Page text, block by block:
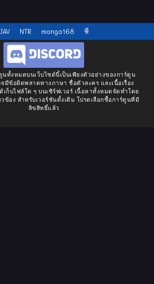
NTR manga168 หี
นทั้งหมดบนเว็บไซต์นี้เป็นเพียงตัวอย่างของการ์ตูน
มีข้อผิดพลาดทางภาษา ชื่อตัวละคร และเนื้อเรื่อง
ก็บไฟล์ใด ๆ บนเซิร์ฟเวอร์ เนื้อหาทั้งหมดจัดทำโดย
ข้อง สำหรับเวอร์ชันดั้งเดิม โปรดเลือกซื้อการ์ตูนที่มี
ลิขสิทธิ์แล้ว